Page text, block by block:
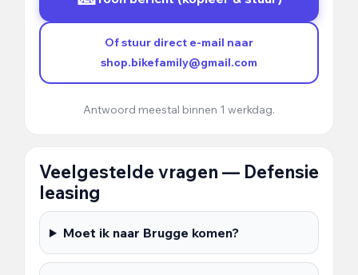
Of stuur direct e-mail naar
shop.bikefamily@gmail.com
Antwoord meestal binnen 1 werkdag.
Veelgestelde vragen — Defensie
leasing
Moet ik naar Brugge komen?